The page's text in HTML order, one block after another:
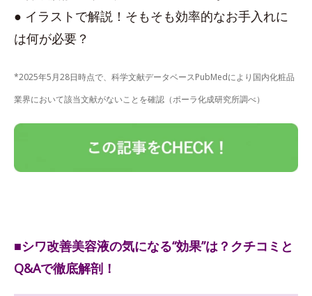
● イラストで解説！そもそも効率的なお手入れに
は何が必要？
*2025年5月28日時点で、科学文献データベースPubMedにより国内化粧品
業界において該当文献がないことを確認（ポーラ化成研究所調べ）
■シワ改善美容液の気になる“効果”は？クチコミと
Q&Aで徹底解剖！